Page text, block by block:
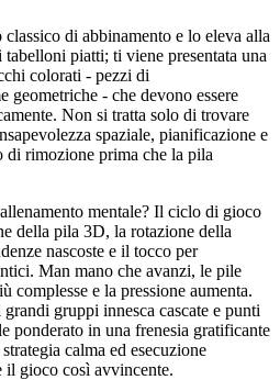
di abbinamento e lo eleva alla
piatti; ti viene presentata una
colorati - pezzi di
geometriche - che devono essere
Non si tratta solo di trovare
spaziale, pianificazione e
di rimozione prima che la pila
mentale? Il ciclo di gioco
della pila 3D, la rotazione della
nascoste e il tocco per
Man mano che avanzi, le pile
complesse e la pressione aumenta.
gruppi innesca cascate e punti
ponderato in una frenesia gratificante
calma ed esecuzione
il gioco così avvincente.